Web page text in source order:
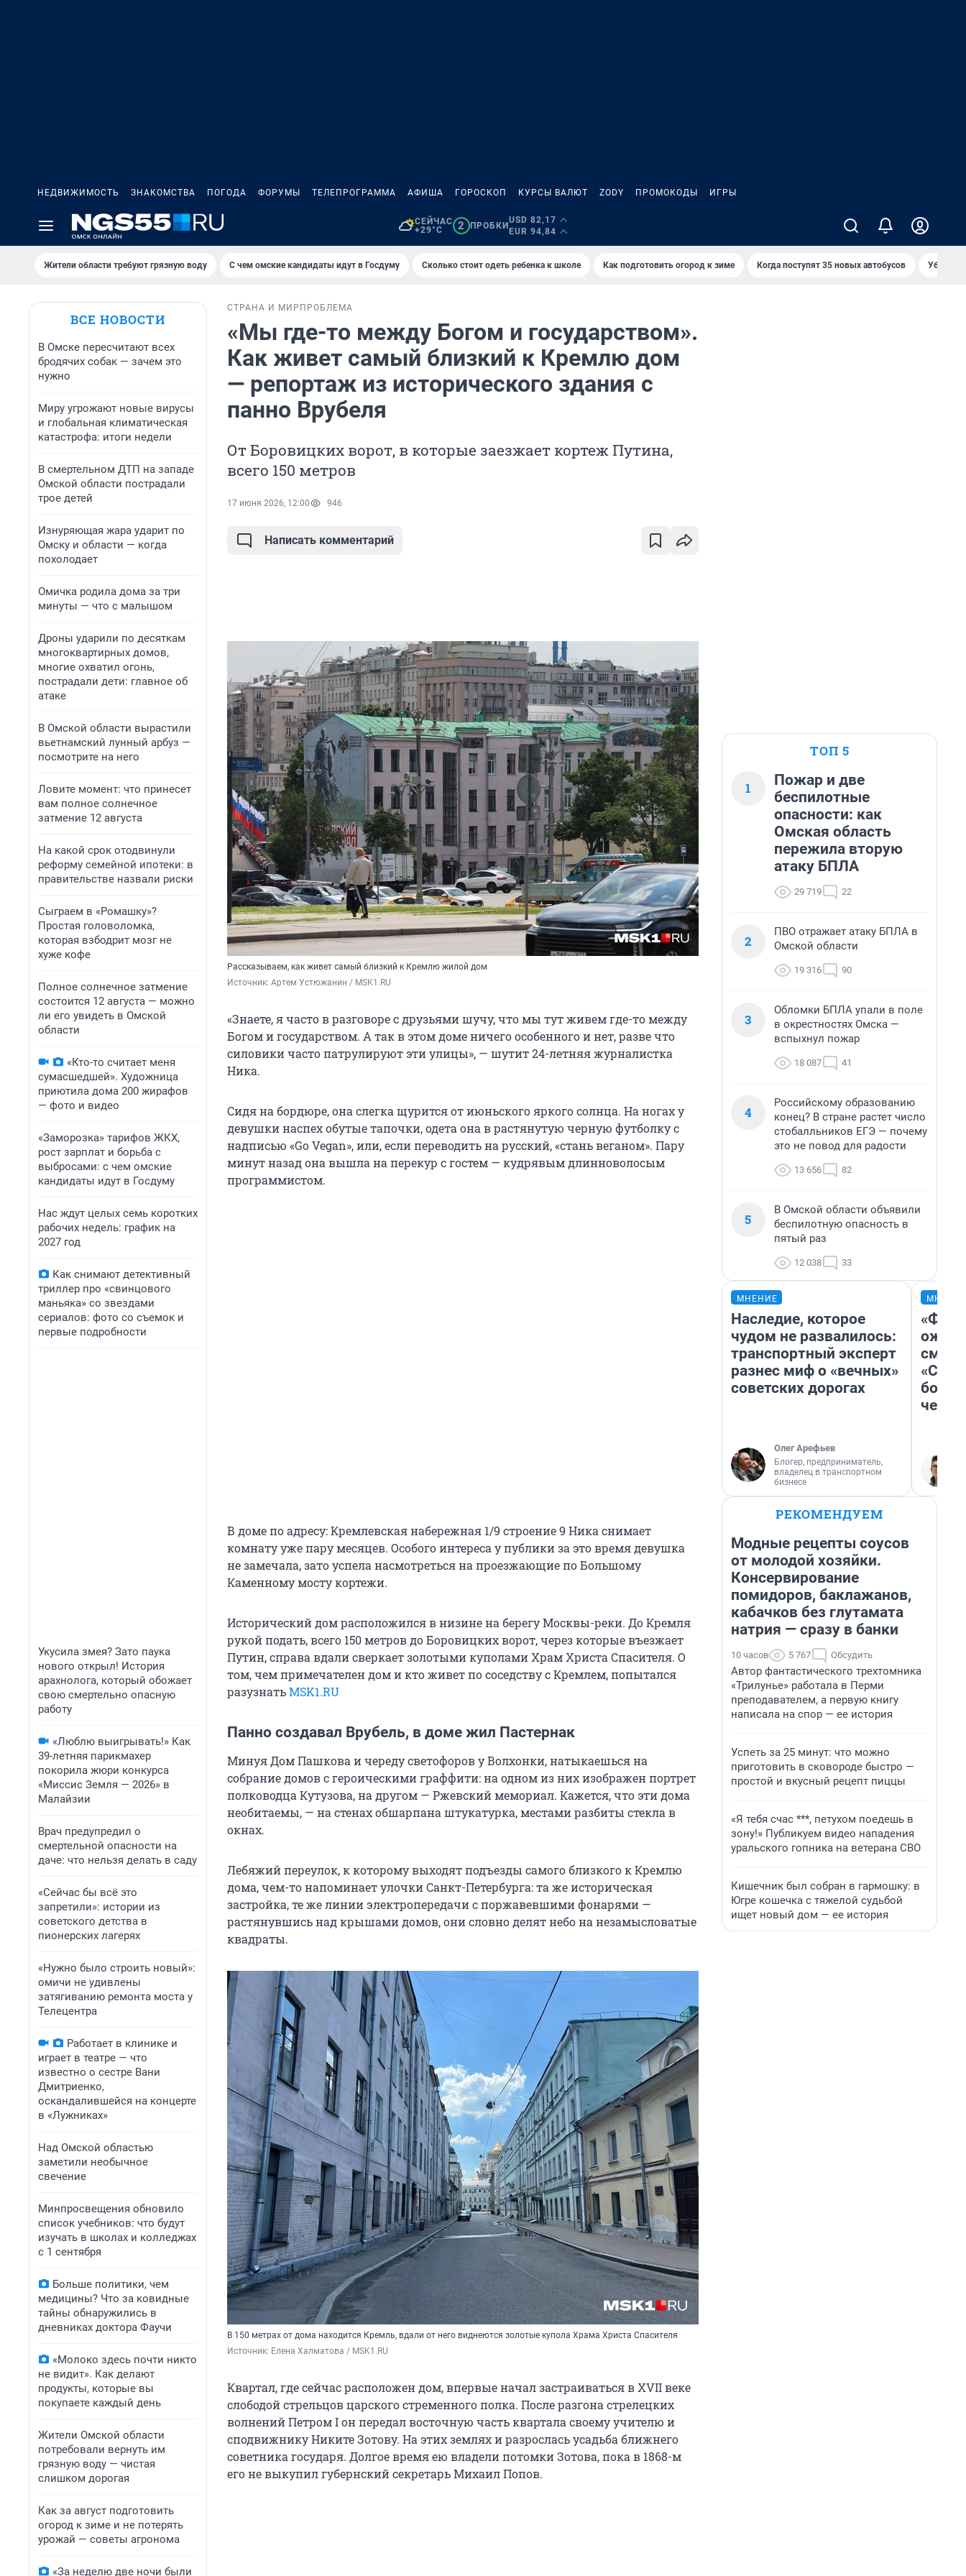
НЕДВИЖИМОСТЬ ЗНАКОМСТВА ПОГОДА ФОРУМЫ ТЕЛЕПРОГРАММА АФИША ГОРОСКОП КУРСЫ ВАЛЮТ ZODY ПРОМОКОДЫ ИГРЫ
СЕЙЧАС
+29°C
2 ПРОБКИ
USD 82,17
EUR 94,84
Жители области требуют грязную воду С чем омские кандидаты идут в Госдуму Сколько стоит одеть ребенка к школе Как подготовить огород к зиме Когда поступят 35 новых автобусов Убийца
ВСЕ НОВОСТИ
В Омске пересчитают всех
бродячих собак — зачем это
нужно
Миру угрожают новые вирусы
и глобальная климатическая
катастрофа: итоги недели
В смертельном ДТП на западе
Омской области пострадали
трое детей
Изнуряющая жара ударит по
Омску и области — когда
похолодает
Омичка родила дома за три
минуты — что с малышом
Дроны ударили по десяткам
многоквартирных домов,
многие охватил огонь,
пострадали дети: главное об
атаке
В Омской области вырастили
вьетнамский лунный арбуз —
посмотрите на него
Ловите момент: что принесет
вам полное солнечное
затмение 12 августа
На какой срок отодвинули
реформу семейной ипотеки: в
правительстве назвали риски
Сыграем в «Ромашку»?
Простая головоломка,
которая взбодрит мозг не
хуже кофе
Полное солнечное затмение
состоится 12 августа — можно
ли его увидеть в Омской
области
«Кто-то считает меня
сумасшедшей». Художница
приютила дома 200 жирафов
— фото и видео
«Заморозка» тарифов ЖКХ,
рост зарплат и борьба с
выбросами: с чем омские
кандидаты идут в Госдуму
Нас ждут целых семь коротких
рабочих недель: график на
2027 год
Как снимают детективный
триллер про «свинцового
маньяка» со звездами
сериалов: фото со съемок и
первые подробности
Укусила змея? Зато паука
нового открыл! История
арахнолога, который обожает
свою смертельно опасную
работу
«Люблю выигрывать!» Как
39-летняя парикмахер
покорила жюри конкурса
«Миссис Земля — 2026» в
Малайзии
Врач предупредил о
смертельной опасности на
даче: что нельзя делать в саду
«Сейчас бы всё это
запретили»: истории из
советского детства в
пионерских лагерях
«Нужно было строить новый»:
омичи не удивлены
затягиванию ремонта моста у
Телецентра
Работает в клинике и
играет в театре — что
известно о сестре Вани
Дмитриенко,
оскандалившейся на концерте
в «Лужниках»
Над Омской областью
заметили необычное
свечение
Минпросвещения обновило
список учебников: что будут
изучать в школах и колледжах
с 1 сентября
Больше политики, чем
медицины? Что за ковидные
тайны обнаружились в
дневниках доктора Фаучи
«Молоко здесь почти никто
не видит». Как делают
продукты, которые вы
покупаете каждый день
Жители Омской области
потребовали вернуть им
грязную воду — чистая
слишком дорогая
Как за август подготовить
огород к зиме и не потерять
урожай — советы агронома
«За неделю две ночи были
СТРАНА И МИР ПРОБЛЕМА
«Мы где-то между Богом и государством».
Как живет самый близкий к Кремлю дом
— репортаж из исторического здания с
панно Врубеля
От Боровицких ворот, в которые заезжает кортеж Путина,
всего 150 метров
17 июня 2026, 12:00 946
Написать комментарий
Рассказываем, как живет самый близкий к Кремлю жилой дом
Источник: Артем Устюжанин / MSK1.RU
«Знаете, я часто в разговоре с друзьями шучу, что мы тут живем где-то между
Богом и государством. А так в этом доме ничего особенного и нет, разве что
силовики часто патрулируют эти улицы», — шутит 24-летняя журналистка
Ника.
Сидя на бордюре, она слегка щурится от июньского яркого солнца. На ногах у
девушки наспех обутые тапочки, одета она в растянутую черную футболку с
надписью «Go Vegan», или, если переводить на русский, «стань веганом». Пару
минут назад она вышла на перекур с гостем — кудрявым длинноволосым
программистом.
В доме по адресу: Кремлевская набережная 1/9 строение 9 Ника снимает
комнату уже пару месяцев. Особого интереса у публики за это время девушка
не замечала, зато успела насмотреться на проезжающие по Большому
Каменному мосту кортежи.
Исторический дом расположился в низине на берегу Москвы-реки. До Кремля
рукой подать, всего 150 метров до Боровицких ворот, через которые въезжает
Путин, справа вдали сверкает золотыми куполами Храм Христа Спасителя. О
том, чем примечателен дом и кто живет по соседству с Кремлем, попытался
разузнатьMSK1.RU
Панно создавал Врубель, в доме жил Пастернак
Минуя Дом Пашкова и череду светофоров у Волхонки, натыкаешься на
собрание домов с героическими граффити: на одном из них изображен портрет
полководца Кутузова, на другом — Ржевский мемориал. Кажется, что эти дома
необитаемы, — на стенах обшарпана штукатурка, местами разбиты стекла в
окнах.
Лебяжий переулок, к которому выходят подъезды самого близкого к Кремлю
дома, чем-то напоминает улочки Санкт-Петербурга: та же историческая
застройка, те же линии электропередачи с поржавевшими фонарями —
растянувшись над крышами домов, они словно делят небо на незамысловатые
квадраты.
В 150 метрах от дома находится Кремль, вдали от него виднеются золотые купола Храма Христа Спасителя
Источник: Елена Халматова / MSK1.RU
Квартал, где сейчас расположен дом, впервые начал застраиваться в XVII веке
слободой стрельцов царского стременного полка. После разгона стрелецких
волнений Петром I он передал восточную часть квартала своему учителю и
сподвижнику Никите Зотову. На этих землях и разрослась усадьба ближнего
советника государя. Долгое время ею владели потомки Зотова, пока в 1868-м
его не выкупил губернский секретарь Михаил Попов.
ТОП 5
1
Пожар и две
беспилотные
опасности: как
Омская область
пережила вторую
атаку БПЛА
29 719 22
2
ПВО отражает атаку БПЛА в
Омской области
19 316 90
3
Обломки БПЛА упали в поле
в окрестностях Омска —
вспыхнул пожар
18 087 41
4
Российскому образованию
конец? В стране растет число
стобалльников ЕГЭ — почему
это не повод для радости
13 656 82
5
В Омской области объявили
беспилотную опасность в
пятый раз
12 038 33
МНЕНИЕ
Наследие, которое
чудом не развалилось:
транспортный эксперт
разнес миф о «вечных»
советских дорогах
Олег Арефьев
Блогер, предприниматель,
владелец в транспортном
бизнесе
РЕКОМЕНДУЕМ
Модные рецепты соусов
от молодой хозяйки.
Консервирование
помидоров, баклажанов,
кабачков без глутамата
натрия — сразу в банки
10 часов 5 767 Обсудить
Автор фантастического трехтомника
«Трилунье» работала в Перми
преподавателем, а первую книгу
написала на спор — ее история
Успеть за 25 минут: что можно
приготовить в сковороде быстро —
простой и вкусный рецепт пиццы
«Я тебя счас ***, петухом поедешь в
зону!» Публикуем видео нападения
уральского гопника на ветерана СВО
Кишечник был собран в гармошку: в
Югре кошечка с тяжелой судьбой
ищет новый дом — ее история